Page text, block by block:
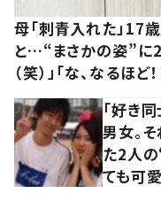
母「刺青入れた」17歳
と…“まさかの姿”に
（笑）」「な、なるほど！
「好き
男女。
た2人
ても可愛